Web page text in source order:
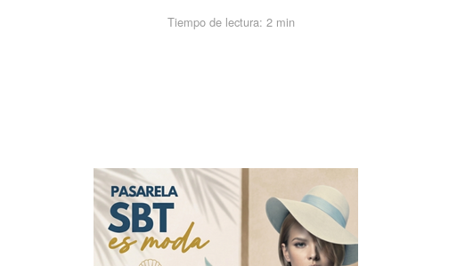
Tiempo de lectura: 2 min